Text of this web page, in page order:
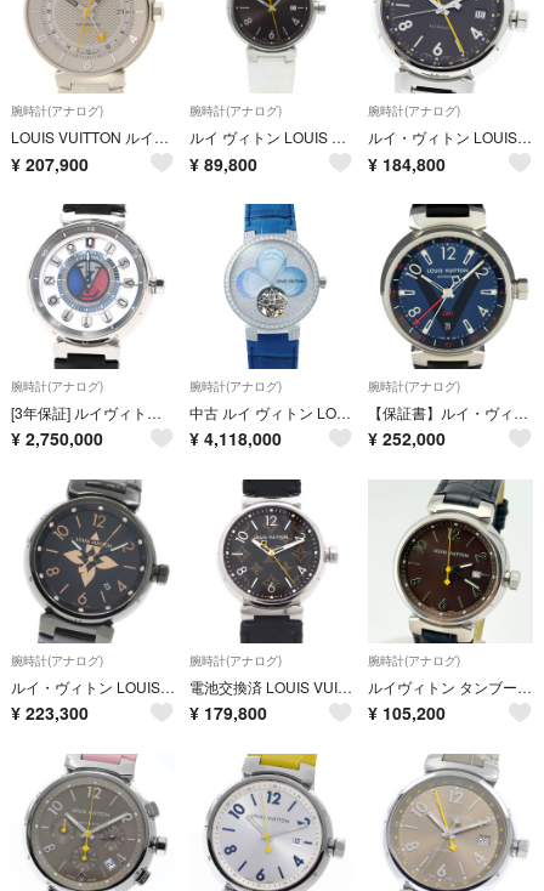
腕時計(アナログ)
LOUIS VUITTON ルイ・ヴィトン タンブール ムーン GMT Q8D31 腕時計 ステンレススチール/ラバー シルバー 自動巻き メンズ【中古】472
¥ 207,900
腕時計(アナログ)
ルイ ヴィトン LOUIS VUITTON タンブール Q1111 メンズ 腕時計 デイト ブラウン クォーツ ウォッチ Tambour 90337394
¥ 89,800
腕時計(アナログ)
ルイ・ヴィトン LOUIS VUITTON Q1131 タンブール GMT デイト 自動巻き メンズ 良品 内箱付き_962354
¥ 184,800
腕時計(アナログ)
[3年保証] ルイヴィトン メンズ タンブール オトマティック スピンタイム エアー ブルー Q1EG6 K18WG 透明 自動巻き 腕時計 中古 送料無料
¥ 2,750,000
腕時計(アナログ)
中古 ルイ ヴィトン LOUIS VUITTON Q1HB00 ダイヤモンド /ブルーシェル メンズ 腕時計
¥ 4,118,000
腕時計(アナログ)
【保証書】ルイ・ヴィトン Louis Vuitton タンブール GMT Q1157 腕時計 SS レザー 自動巻き ブルー系 メンズ 【中古】
¥ 252,000
腕時計(アナログ)
ルイ・ヴィトン LOUIS VUITTON QA049 タンブール オールブラック GM 12Pダイヤ デイト クォーツ メンズ 良品 _962176
¥ 223,300
腕時計(アナログ)
電池交換済 LOUIS VUITTON ルイヴィトン タンブール QA072 100m防水 モノグラム 茶 ブラウン SS ステンレス 純正ベルト 純正尾錠 レディース クォーツ【6ヶ月保証】【腕時計】【中古】
¥ 179,800
腕時計(アナログ)
ルイヴィトン タンブール Q1111 新品ベルト 新品電池 メンズ 腕時計 640
¥ 105,200